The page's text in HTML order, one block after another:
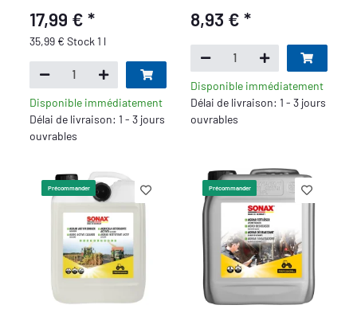
17,99 €*
35,99 € Stock 1 l
Disponible immédiatement
Délai de livraison: 1 - 3 jours
ouvrables
8,93 € *
Disponible immédiatement
Délai de livraison: 1 - 3 jours
ouvrables
Précommander Précommander